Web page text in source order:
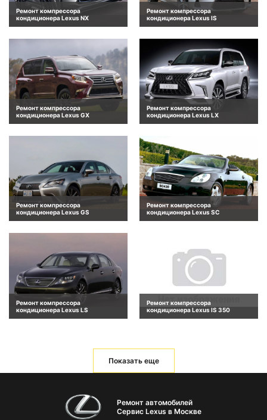
Ремонт компрессора
кондиционера Lexus NX
Ремонт компрессора
кондиционера Lexus IS
Ремонт компрессора
кондиционера Lexus GX
Ремонт компрессора
кондиционера Lexus LX
Ремонт компрессора
кондиционера Lexus GS
Ремонт компрессора
кондиционера Lexus SC
Ремонт компрессора
кондиционера Lexus LS
Ремонт компрессора
кондиционера Lexus IS 350
Показать еще
Ремонт автомобилей
Сервис Lexus в Москве